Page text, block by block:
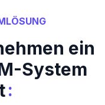
ein
System
: